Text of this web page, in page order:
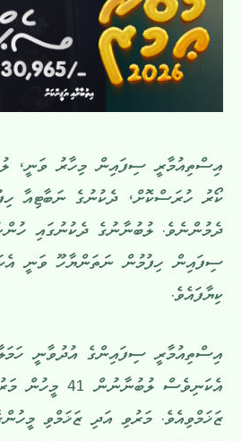
އިސްތިއުމާރީ ސިފައިން މިހާރު ވަނީ،
ކޯރު ހުރަސްކޮށް، ދެކުނުގެ ނަބާޓިއާ
ދެމުންނެވެ. ލުބުނާނުގެ ދެކުނުގައި
ސިފައިން ހިފުމުން ނަތަންޔާހޫ ވަނީ
ކިޔާފައެވެ.
އިސްތިއުމާރީ ސިފައިންގެ އުދުވާނީ
ޒަޚަމްވިއެވެ. މަރުވި އަދި ޒަޚަމްވި